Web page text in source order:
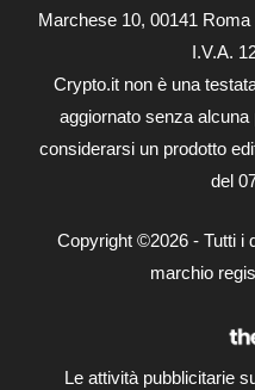
Marchese 10, 00141
I.V.A.
Crypto.it non è una
aggiornato senza
considerarsi un prodotto
del
Copyright ©2026 - Tutti i
marchio
Le attività pubblicitarie